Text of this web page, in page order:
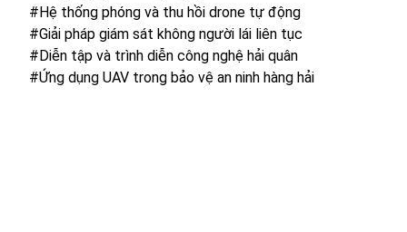
#Hệ thống phóng và thu hồi drone tự động
#Giải pháp giám sát không người lái liên tục
#Diễn tập và trình diễn công nghệ hải quân
#Ứng dụng UAV trong bảo vệ an ninh hàng hải